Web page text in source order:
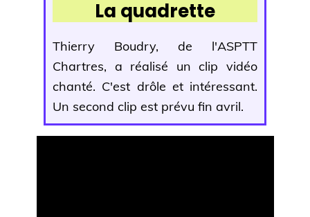
La quadrette
Thierry Boudry, de l'ASPTT
Chartres, a réalisé un clip vidéo
chanté. C'est drôle et intéressant.
Un second clip est prévu fin avril.